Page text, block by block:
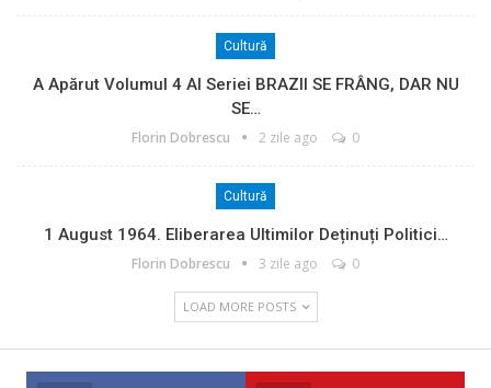
Cultură
A Apărut Volumul 4 Al Seriei BRAZII SE FRÂNG, DAR NU
SE…
Florin Dobrescu 2 zile ago 0
Cultură
1 August 1964. Eliberarea Ultimilor Deținuți Politici…
Florin Dobrescu 3 zile ago 0
LOAD MORE POSTS